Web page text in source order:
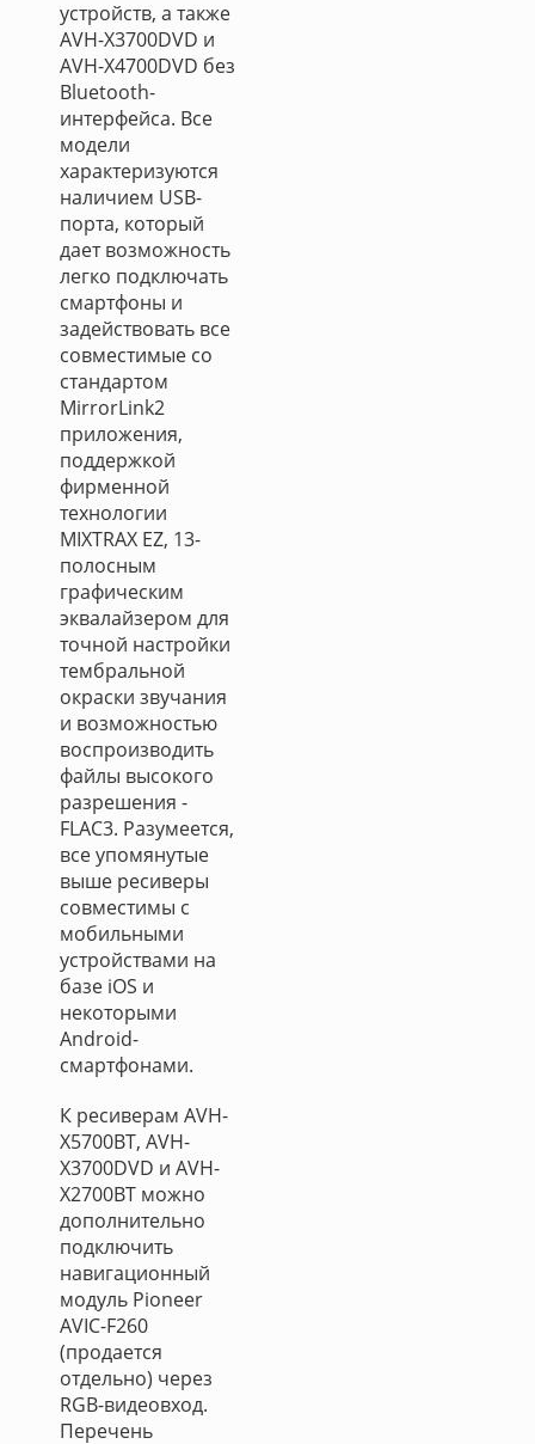
устройств, а также
AVH-X3700DVD и
AVH-X4700DVD без
Bluetooth-
интерфейса. Все
модели
характеризуются
наличием USB-
порта, который
дает возможность
легко подключать
смартфоны и
задействовать все
совместимые со
стандартом
MirrorLink2
приложения,
поддержкой
фирменной
технологии
MIXTRAX EZ, 13-
полосным
графическим
эквалайзером для
точной настройки
тембральной
окраски звучания
и возможностью
воспроизводить
файлы высокого
разрешения -
FLAC3. Разумеется,
все упомянутые
выше ресиверы
совместимы с
мобильными
устройствами на
базе iOS и
некоторыми
Android-
смартфонами.
К ресиверам AVH-
X5700BT, AVH-
X3700DVD и AVH-
X2700BT можно
дополнительно
подключить
навигационный
модуль Pioneer
AVIC-F260
(продается
отдельно) через
RGB-видеовход.
Перечень